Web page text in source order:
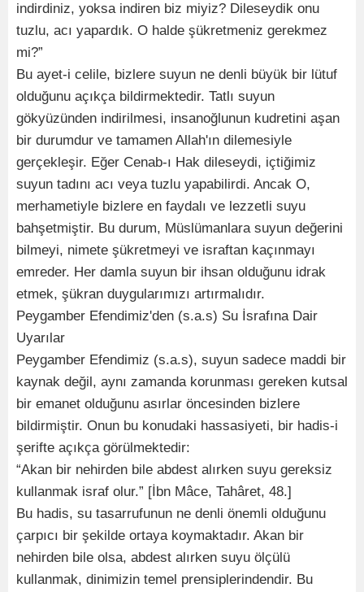
indirdiniz, yoksa indiren biz miyiz? Dileseydik onu
tuzlu, acı yapardık. O halde şükretmeniz gerekmez
mi?”
Bu ayet-i celile, bizlere suyun ne denli büyük bir lütuf
olduğunu açıkça bildirmektedir. Tatlı suyun
gökyüzünden indirilmesi, insanoğlunun kudretini aşan
bir durumdur ve tamamen Allah'ın dilemesiyle
gerçekleşir. Eğer Cenab-ı Hak dileseydi, içtiğimiz
suyun tadını acı veya tuzlu yapabilirdi. Ancak O,
merhametiyle bizlere en faydalı ve lezzetli suyu
bahşetmiştir. Bu durum, Müslümanlara suyun değerini
bilmeyi, nimete şükretmeyi ve israftan kaçınmayı
emreder. Her damla suyun bir ihsan olduğunu idrak
etmek, şükran duygularımızı artırmalıdır.
Peygamber Efendimiz'den (s.a.s) Su İsrafına Dair
Uyarılar
Peygamber Efendimiz (s.a.s), suyun sadece maddi bir
kaynak değil, aynı zamanda korunması gereken kutsal
bir emanet olduğunu asırlar öncesinden bizlere
bildirmiştir. Onun bu konudaki hassasiyeti, bir hadis-i
şerifte açıkça görülmektedir:
“Akan bir nehirden bile abdest alırken suyu gereksiz
kullanmak israf olur.” [İbn Mâce, Tahâret, 48.]
Bu hadis, su tasarrufunun ne denli önemli olduğunu
çarpıcı bir şekilde ortaya koymaktadır. Akan bir
nehirden bile olsa, abdest alırken suyu ölçülü
kullanmak, dinimizin temel prensiplerindendir. Bu